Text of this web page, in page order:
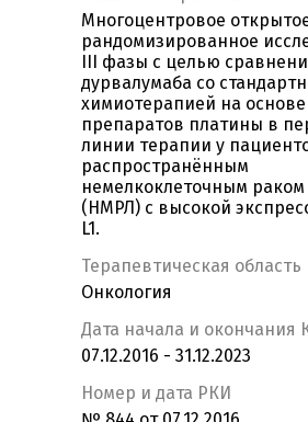
Многоцентровое
рандомизированное
III фазы с целью
дурвалумаба со
химиотерапией на основе
препаратов платины в
линии терапии у
распространённым
немелкоклеточным раком
(НМРЛ) с высокой
L1.
Терапевтическая область
Онкология
Дата начала и окончания
07.12.2016 - 31.12.2023
Номер и дата РКИ